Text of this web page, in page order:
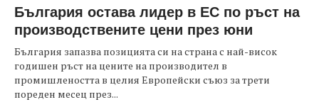
България остава лидер в ЕС по ръст на
производствените цени през юни
България запазва позицията си на страна с най-висок
годишен ръст на цените на производител в
промишлеността в целия Европейски съюз за трети
пореден месец през...